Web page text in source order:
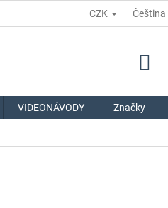
CZK Čeština
VIDEONÁVODY Značky